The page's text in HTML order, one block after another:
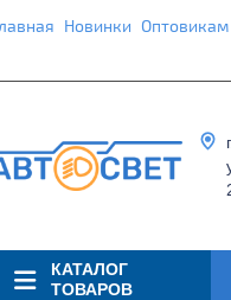
Новинки Оптовикам
КАТАЛОГ
ТОВАРОВ